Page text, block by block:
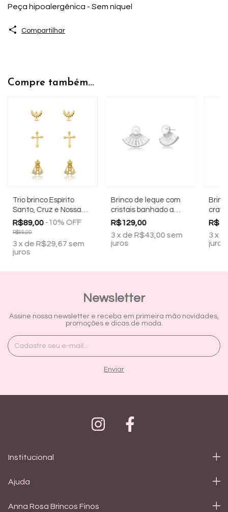
Peça hipoalergênica - Sem níquel
Compartilhar
Compre também...
Trio brinco Espírito
Santo, Cruz e Nossa
Sra Aparecida
banhado a ouro 18k
R$89,00-10% OFF
R$99,00
3 xde R$29,67 sem
juros
Brinco de leque com
cristais banhado a
ródio branco
R$129,00
3 xde R$43,00 sem
juros
3 x
juros
Newsletter
Assine nossa newsletter e receba em primeira mão novidades,
promoções e dicas de moda.
Institucional
Ajuda
Anna Rosa Brincos Finos